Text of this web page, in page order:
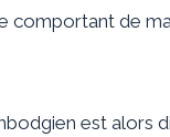
comportant de
est alors